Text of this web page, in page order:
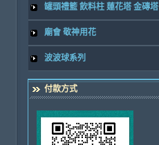
罐頭禮籃 飲料柱 蓮花塔 金磚塔
廟會 敬神用花
波波球系列
付款方式